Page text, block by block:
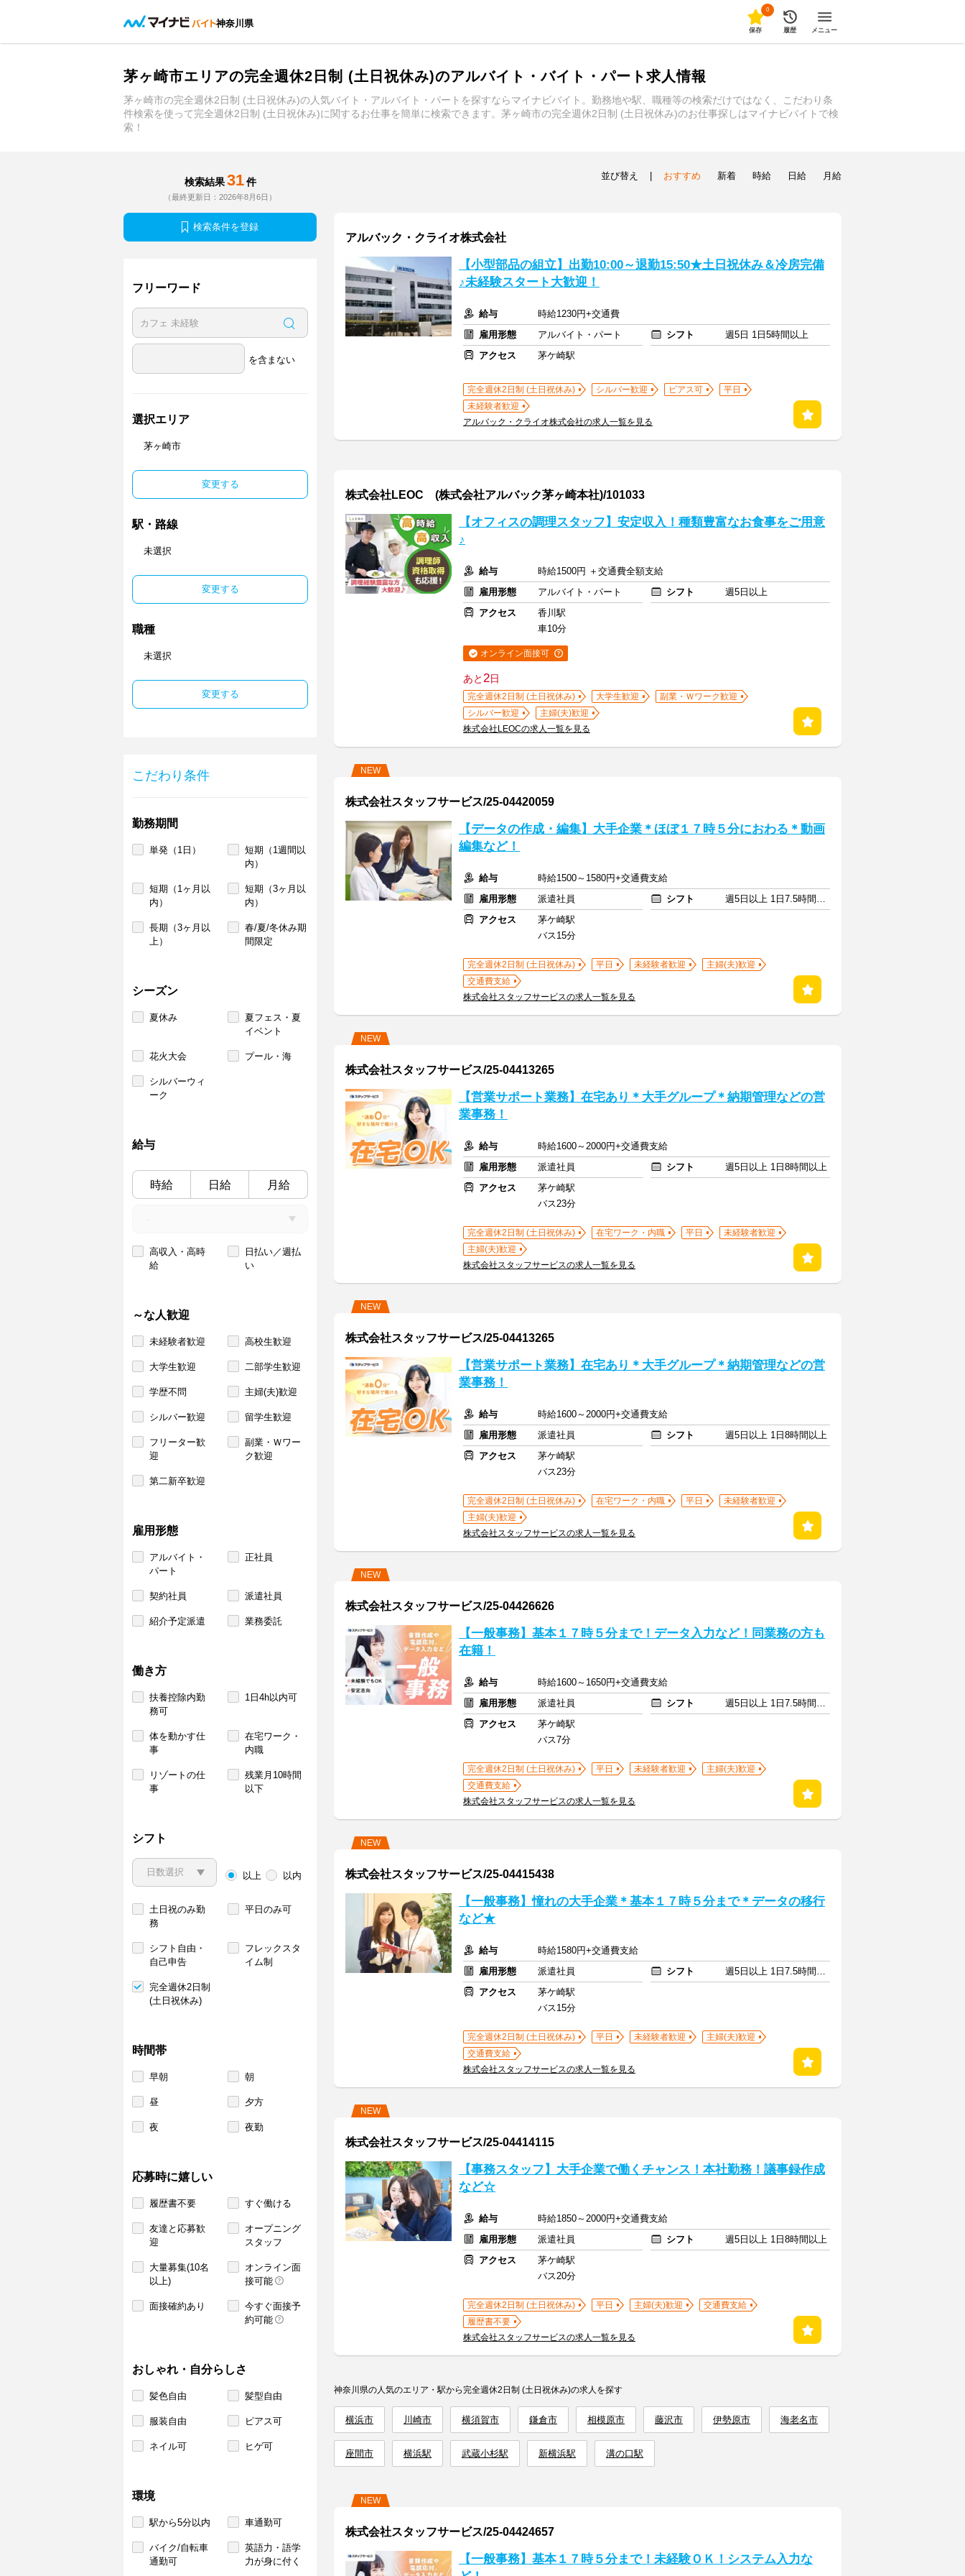
神奈川県
0
保存 履歴 メニュー
茅ヶ崎市エリアの完全週休2日制 (土日祝休み)のアルバイト・バイト・パート求人情報
茅ヶ崎市の完全週休2日制 (土日祝休み)の人気バイト・アルバイト・パートを探すならマイナビバイト。勤務地や駅、職種等の検索だけではなく、こだわり条
件検索を使って完全週休2日制 (土日祝休み)に関するお仕事を簡単に検索できます。茅ヶ崎市の完全週休2日制 (土日祝休み)のお仕事探しはマイナビバイトで検
索！
検索結果 31 件
（最終更新日：2026年8月6日）
検索条件を登録
フリーワード
を含まない
選択エリア
茅ヶ崎市
変更する
駅・路線
未選択
変更する
職種
未選択
変更する
こだわり条件
勤務期間
単発（1日）
短期（1週間以
内）
短期（1ヶ月以
内）
短期（3ヶ月以
内）
長期（3ヶ月以
上）
春/夏/冬休み期
間限定
シーズン
夏休み
夏フェス・夏
イベント
花火大会 プール・海
シルバーウィ
ーク
給与
時給 日給 月給
高収入・高時
給
日払い／週払
い
～な人歓迎
未経験者歓迎 高校生歓迎
大学生歓迎 二部学生歓迎
学歴不問 主婦(夫)歓迎
シルバー歓迎 留学生歓迎
フリーター歓
迎
副業・Ｗワー
ク歓迎
第二新卒歓迎
雇用形態
アルバイト・
パート
正社員
契約社員 派遣社員
紹介予定派遣 業務委託
働き方
扶養控除内勤
務可
1日4h以内可
体を動かす仕
事
在宅ワーク・
内職
リゾートの仕
事
残業月10時間
以下
シフト
以上 以内
土日祝のみ勤
務
平日のみ可
シフト自由・
自己申告
フレックスタ
イム制
完全週休2日制
(土日祝休み)
時間帯
早朝 朝
昼 夕方
夜 夜勤
応募時に嬉しい
履歴書不要 すぐ働ける
友達と応募歓
迎
オープニング
スタッフ
大量募集(10名
以上)
オンライン面
接可能
面接確約あり
今すぐ面接予
約可能
おしゃれ・自分らしさ
髪色自由 髪型自由
服装自由 ピアス可
ネイル可 ヒゲ可
環境
駅から5分以内 車通勤可
バイク/自転車
通勤可
英語力・語学
力が身に付く
並び替え おすすめ 新着 時給 日給 月給
アルバック・クライオ株式会社
【小型部品の組立】出勤10:00～退勤15:50★土日祝休み＆冷房完備
♪未経験スタート大歓迎！
給与
時給1230円+交通費
雇用形態
アルバイト・パート シフト
週5日 1日5時間以上
アクセス
茅ケ崎駅
完全週休2日制 (土日祝休み) シルバー歓迎 ピアス可
平日
未経験者歓迎
アルバック・クライオ株式会社の求人一覧を見る
株式会社LEOC (株式会社アルバック茅ヶ崎本社)/101033
【オフィスの調理スタッフ】安定収入！種類豊富なお食事をご用意
♪
給与
時給1500円 ＋交通費全額支給
雇用形態
アルバイト・パート シフト
週5日以上
アクセス
香川駅
車10分
オンライン面接可
あと2日
完全週休2日制 (土日祝休み) 大学生歓迎
副業・Ｗワーク歓迎
シルバー歓迎
主婦(夫)歓迎
株式会社LEOCの求人一覧を見る
NEW
株式会社スタッフサービス/25-04420059
【データの作成・編集】大手企業＊ほぼ１７時５分におわる＊動画
編集など！
給与
時給1500～1580円+交通費支給
雇用形態
派遣社員 シフト
週5日以上 1日7.5時間以上
アクセス
茅ケ崎駅
バス15分
完全週休2日制 (土日祝休み) 平日 未経験者歓迎
主婦(夫)歓迎
交通費支給
株式会社スタッフサービスの求人一覧を見る
NEW
株式会社スタッフサービス/25-04413265
【営業サポート業務】在宅あり＊大手グループ＊納期管理などの営
業事務！
給与
時給1600～2000円+交通費支給
雇用形態
派遣社員 シフト
週5日以上 1日8時間以上
アクセス
茅ケ崎駅
バス23分
完全週休2日制 (土日祝休み) 在宅ワーク・内職 平日
未経験者歓迎
主婦(夫)歓迎
株式会社スタッフサービスの求人一覧を見る
NEW
株式会社スタッフサービス/25-04413265
【営業サポート業務】在宅あり＊大手グループ＊納期管理などの営
業事務！
給与
時給1600～2000円+交通費支給
雇用形態
派遣社員 シフト
週5日以上 1日8時間以上
アクセス
茅ケ崎駅
バス23分
完全週休2日制 (土日祝休み) 在宅ワーク・内職 平日
未経験者歓迎
主婦(夫)歓迎
株式会社スタッフサービスの求人一覧を見る
NEW
株式会社スタッフサービス/25-04426626
【一般事務】基本１７時５分まで！データ入力など！同業務の方も
在籍！
給与
時給1600～1650円+交通費支給
雇用形態
派遣社員 シフト
週5日以上 1日7.5時間以上
アクセス
茅ケ崎駅
バス7分
完全週休2日制 (土日祝休み) 平日 未経験者歓迎
主婦(夫)歓迎
交通費支給
株式会社スタッフサービスの求人一覧を見る
NEW
株式会社スタッフサービス/25-04415438
【一般事務】憧れの大手企業＊基本１７時５分まで＊データの移行
など★
給与
時給1580円+交通費支給
雇用形態
派遣社員 シフト
週5日以上 1日7.5時間以上
アクセス
茅ケ崎駅
バス15分
完全週休2日制 (土日祝休み) 平日 未経験者歓迎
主婦(夫)歓迎
交通費支給
株式会社スタッフサービスの求人一覧を見る
NEW
株式会社スタッフサービス/25-04414115
【事務スタッフ】大手企業で働くチャンス！本社勤務！議事録作成
など☆
給与
時給1850～2000円+交通費支給
雇用形態
派遣社員 シフト
週5日以上 1日8時間以上
アクセス
茅ケ崎駅
バス20分
完全週休2日制 (土日祝休み) 平日 主婦(夫)歓迎
交通費支給
履歴書不要
株式会社スタッフサービスの求人一覧を見る
神奈川県の人気のエリア・駅から完全週休2日制 (土日祝休み)の求人を探す
横浜市 川崎市 横須賀市 鎌倉市 相模原市 藤沢市 伊勢原市 海老名市
座間市 横浜駅 武蔵小杉駅 新横浜駅 溝の口駅
NEW
株式会社スタッフサービス/25-04424657
【一般事務】基本１７時５分まで！未経験ＯＫ！システム入力な